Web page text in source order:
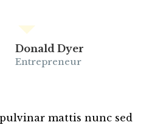
Donald Dyer
Entrepreneur
mattis nunc sed